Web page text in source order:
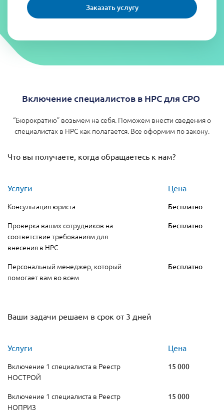
Заказать услугу
Включение специалистов в НРС для СРО
“Бюрократию” возьмем на себя. Поможем внести сведения о
специалистах в НРС как полагается. Все оформим по закону.
Что вы получаете, когда обращаетесь к нам?
Услуги
Цена
Консультация юриста
Бесплатно
Проверка ваших сотрудников на
соответствие требованиям для
внесения в НРС
Бесплатно
Персональный менеджер, который
помогает вам во всем
Бесплатно
Ваши задачи решаем в срок от 3 дней
Услуги
Цена
Включение 1 специалиста в Реестр
НОСТРОЙ
15 000
Включение 1 специалиста в Реестр
НОПРИЗ
15 000